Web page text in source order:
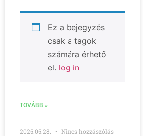
Ez a bejegyzés
csak a tagok
számára érhető
el. log in
TOVÁBB »
2025.05.28. Nincs hozzászólás